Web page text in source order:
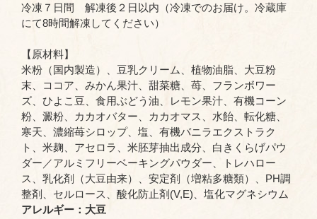
冷凍７日間 解凍後２日以内（冷凍でのお届け。冷蔵庫
にて8時間解凍してください）
【原材料】
米粉（国内製造）、豆乳クリーム、植物油脂、大豆粉
末、ココア、みかん果汁、甜菜糖、苺、フランボワー
ズ、ひよこ豆、食用ぶどう油、レモン果汁、有機コーン
粉、澱粉、カカオバター、カカオマス、水飴、転化糖、
寒天、濃縮苺シロップ、塩、有機バニラエクストラク
ト、米麹、アセロラ、米胚芽抽出成分、白きくらげパウ
ダー／アルミフリーベーキングパウダー、トレハロー
ス、乳化剤（大豆由来）、安定剤（増粘多糖類）、PH調
整剤、セルロース、酸化防止剤(V,E)、塩化マグネシウム
アレルギー：大豆